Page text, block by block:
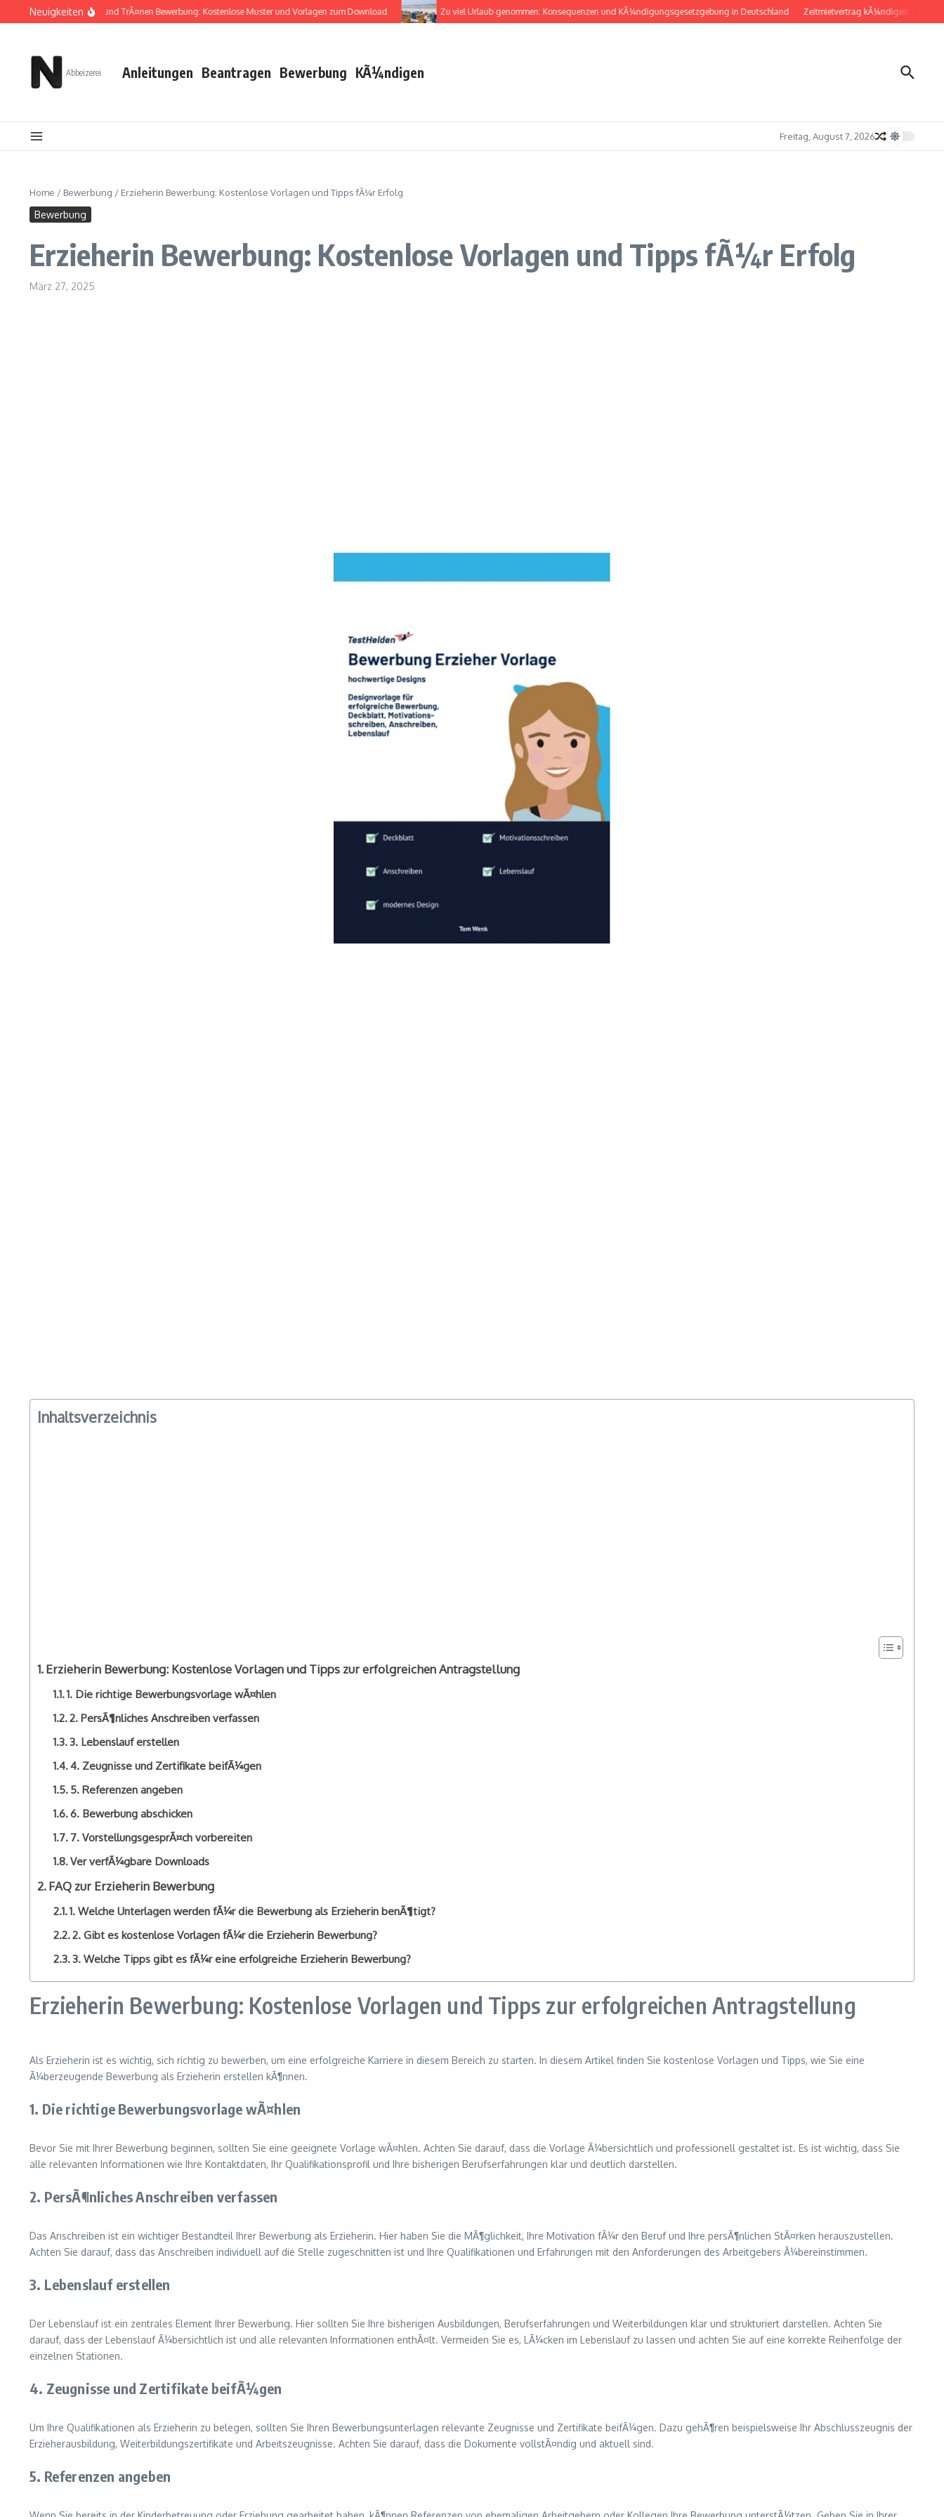
Zum Inhalt springen
Neuigkeiten
Zwischen TÃ¼ll und TrÃ¤nen Bewerbung: Kostenlose Muster und Vorlagen zum Download Zu viel Urlaub genommen: Konsequenzen und KÃ¼ndigungsgesetzgebung in Deutschland Zeitmietvertrag kÃ¼ndigen: Musterbrief
Abbeizerei Anleitungen Beantragen Bewerbung KÃ¼ndigen
Freitag, August 7, 2026
Home / Bewerbung / Erzieherin Bewerbung: Kostenlose Vorlagen und Tipps fÃ¼r Erfolg
Bewerbung
Erzieherin Bewerbung: Kostenlose Vorlagen und Tipps fÃ¼r Erfolg
März 27, 2025
Inhaltsverzeichnis
Erzieherin Bewerbung: Kostenlose Vorlagen und Tipps zur erfolgreichen Antragstellung
1. Die richtige Bewerbungsvorlage wÃ¤hlen
2. PersÃ¶nliches Anschreiben verfassen
3. Lebenslauf erstellen
4. Zeugnisse und Zertifikate beifÃ¼gen
5. Referenzen angeben
6. Bewerbung abschicken
7. VorstellungsgesprÃ¤ch vorbereiten
Ver verfÃ¼gbare Downloads
FAQ zur Erzieherin Bewerbung
1. Welche Unterlagen werden fÃ¼r die Bewerbung als Erzieherin benÃ¶tigt?
2. Gibt es kostenlose Vorlagen fÃ¼r die Erzieherin Bewerbung?
3. Welche Tipps gibt es fÃ¼r eine erfolgreiche Erzieherin Bewerbung?
Erzieherin Bewerbung: Kostenlose Vorlagen und Tipps zur erfolgreichen Antragstellung
Als Erzieherin ist es wichtig, sich richtig zu bewerben, um eine erfolgreiche Karriere in diesem Bereich zu starten. In diesem Artikel finden Sie kostenlose Vorlagen und Tipps, wie Sie eine
Ã¼berzeugende Bewerbung als Erzieherin erstellen kÃ¶nnen.
1. Die richtige Bewerbungsvorlage wÃ¤hlen
Bevor Sie mit Ihrer Bewerbung beginnen, sollten Sie eine geeignete Vorlage wÃ¤hlen. Achten Sie darauf, dass die Vorlage Ã¼bersichtlich und professionell gestaltet ist. Es ist wichtig, dass Sie
alle relevanten Informationen wie Ihre Kontaktdaten, Ihr Qualifikationsprofil und Ihre bisherigen Berufserfahrungen klar und deutlich darstellen.
2. PersÃ¶nliches Anschreiben verfassen
Das Anschreiben ist ein wichtiger Bestandteil Ihrer Bewerbung als Erzieherin. Hier haben Sie die MÃ¶glichkeit, Ihre Motivation fÃ¼r den Beruf und Ihre persÃ¶nlichen StÃ¤rken herauszustellen.
Achten Sie darauf, dass das Anschreiben individuell auf die Stelle zugeschnitten ist und Ihre Qualifikationen und Erfahrungen mit den Anforderungen des Arbeitgebers Ã¼bereinstimmen.
3. Lebenslauf erstellen
Der Lebenslauf ist ein zentrales Element Ihrer Bewerbung. Hier sollten Sie Ihre bisherigen Ausbildungen, Berufserfahrungen und Weiterbildungen klar und strukturiert darstellen. Achten Sie
darauf, dass der Lebenslauf Ã¼bersichtlich ist und alle relevanten Informationen enthÃ¤lt. Vermeiden Sie es, LÃ¼cken im Lebenslauf zu lassen und achten Sie auf eine korrekte Reihenfolge der
einzelnen Stationen.
4. Zeugnisse und Zertifikate beifÃ¼gen
Um Ihre Qualifikationen als Erzieherin zu belegen, sollten Sie Ihren Bewerbungsunterlagen relevante Zeugnisse und Zertifikate beifÃ¼gen. Dazu gehÃ¶ren beispielsweise Ihr Abschlusszeugnis der
Erzieherausbildung, Weiterbildungszertifikate und Arbeitszeugnisse. Achten Sie darauf, dass die Dokumente vollstÃ¤ndig und aktuell sind.
5. Referenzen angeben